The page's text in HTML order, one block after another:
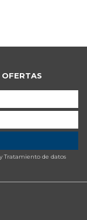
Tratamiento de datos